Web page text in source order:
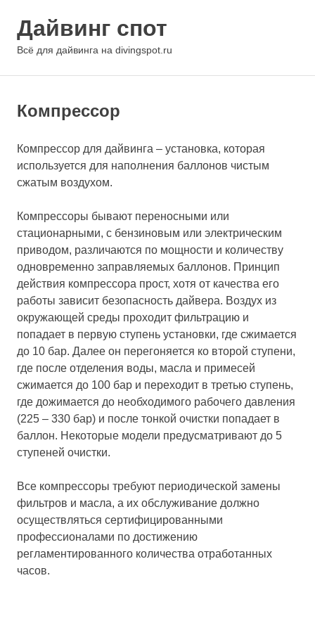
содержимому
Дайвинг спот
Всё для дайвинга на divingspot.ru
Компрессор
Компрессор для дайвинга – установка, которая
используется для наполнения баллонов чистым
сжатым воздухом.
Компрессоры бывают переносными или
стационарными, с бензиновым или электрическим
приводом, различаются по мощности и количеству
одновременно заправляемых баллонов. Принцип
действия компрессора прост, хотя от качества его
работы зависит безопасность дайвера. Воздух из
окружающей среды проходит фильтрацию и
попадает в первую ступень установки, где сжимается
до 10 бар. Далее он перегоняется ко второй ступени,
где после отделения воды, масла и примесей
сжимается до 100 бар и переходит в третью ступень,
где дожимается до необходимого рабочего давления
(225 – 330 бар) и после тонкой очистки попадает в
баллон. Некоторые модели предусматривают до 5
ступеней очистки.
Все компрессоры требуют периодической замены
фильтров и масла, а их обслуживание должно
осуществляться сертифицированными
профессионалами по достижению
регламентированного количества отработанных
часов.